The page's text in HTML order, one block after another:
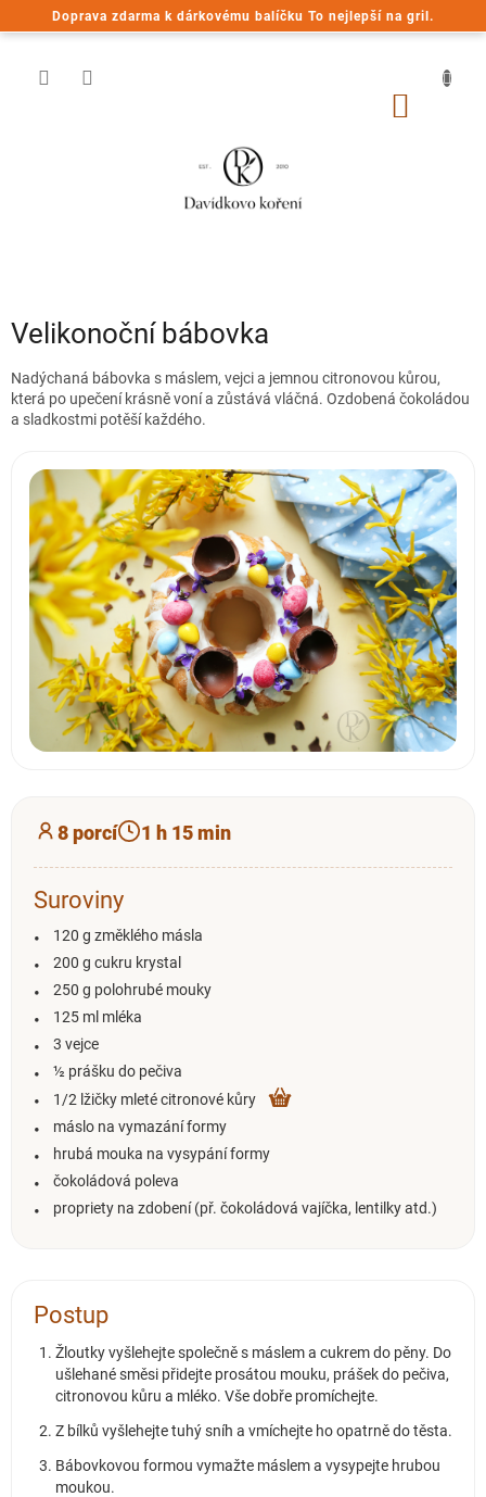
Doprava zdarma k dárkovému balíčku To nejlepší na gril.
na
Velikonoční bábovka
Nadýchaná bábovka s máslem, vejci a jemnou citronovou kůrou,
která po upečení krásně voní a zůstává vláčná. Ozdobená čokoládou
a sladkostmi potěší každého.
8 porcí 1 h 15 min
Suroviny
120 g změklého másla
200 g cukru krystal
250 g polohrubé mouky
125 ml mléka
3 vejce
½ prášku do pečiva
1/2 lžičky mleté citronové kůry
máslo na vymazání formy
hrubá mouka na vysypání formy
čokoládová poleva
propriety na zdobení (př. čokoládová vajíčka, lentilky atd.)
Postup
Žloutky vyšlehejte společně s máslem a cukrem do pěny. Do
ušlehané směsi přidejte prosátou mouku, prášek do pečiva,
citronovou kůru a mléko. Vše dobře promíchejte.
Z bílků vyšlehejte tuhý sníh a vmíchejte ho opatrně do těsta.
Bábovkovou formou vymažte máslem a vysypejte hrubou
moukou.